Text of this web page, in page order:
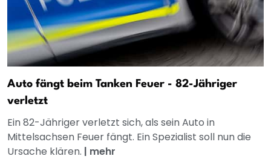
Auto fängt beim Tanken Feuer - 82-Jähriger
verletzt
Ein 82-Jähriger verletzt sich, als sein Auto in
Mittelsachsen Feuer fängt. Ein Spezialist soll nun die
Ursache klären. | mehr